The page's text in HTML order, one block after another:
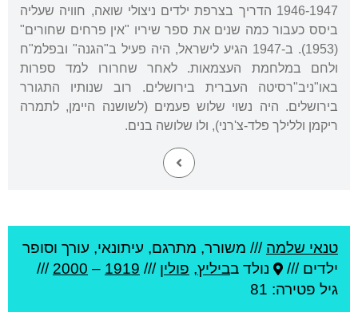
1946-1947 הדריך בצרפת ילדים ניצולי שואה, חוויה שעליה
ביסס כעבור כמה שנים את ספר שיריו "אין פרחים שחורים"
(1953). ב-1947 הגיע לישראל, היה פעיל ב"הגנה" ובפלמ"ח
ולחם במלחמת העצמאות. לאחר שחרורו למד ספרות
באו"ניב"רסיטה העברית בירושלים. רוב שנותיו התגורר
בירושלים. היה נשוי שלוש פעמים (לשושנה היימן, לתמרה
ריקמן וללילך פלד-צ'רני), ולו שלושה בנים.
טנאי שלמה /// משורר, מתרגם, עיתונאי, עורך וסופר
ילדים ///
נולד בביליץ, פולין ///
1919
–
2000
///
גיל פטירה: 81